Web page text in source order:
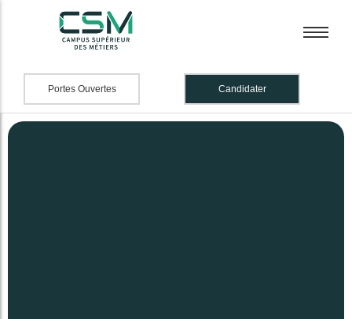
Portes Ouvertes Candidater
BTS Banque